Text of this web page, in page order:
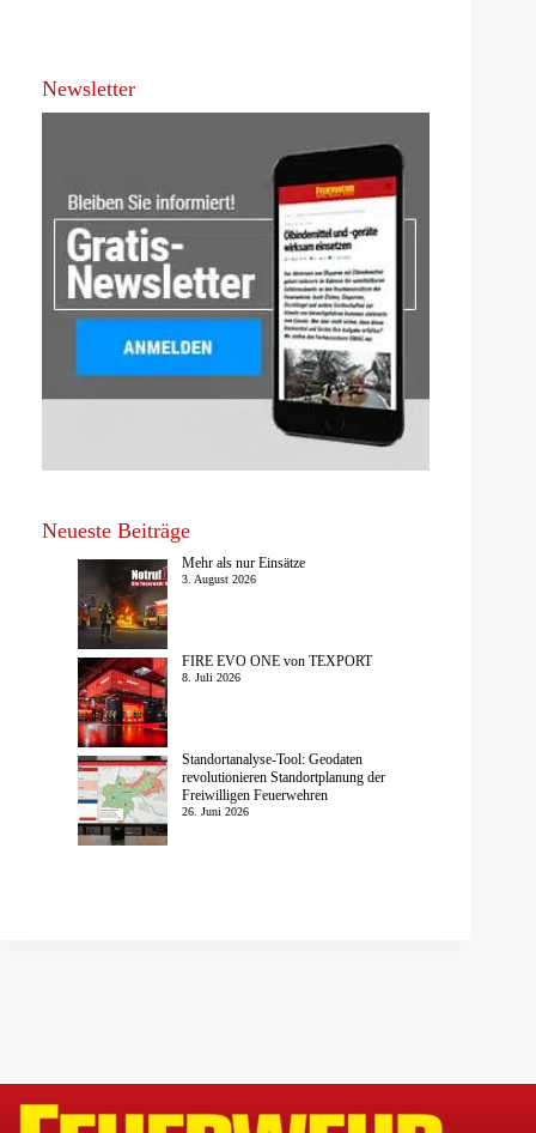
Newsletter
Neueste Beiträge
Mehr als nur Einsätze
3. August 2026
FIRE EVO ONE von TEXPORT
8. Juli 2026
Standortanalyse-Tool: Geodaten
revolutionieren Standortplanung der
Freiwilligen Feuerwehren
26. Juni 2026